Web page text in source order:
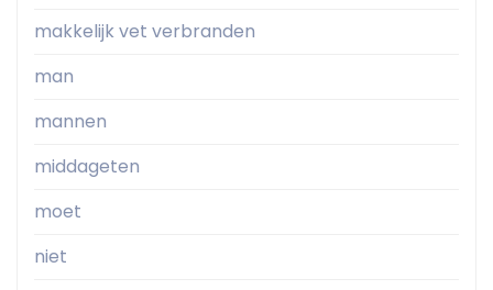
makkelijk vet verbranden
man
mannen
middageten
moet
niet